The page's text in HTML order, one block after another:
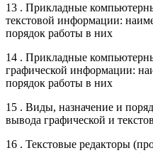
13 . Прикладные
текстовой информации:
порядок работы в них
14 . Прикладные
графической информации:
порядок работы в них
15 . Виды, назначение и
вывода графической и
16 . Текстовые редакторы